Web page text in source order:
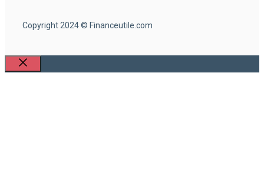
Copyright 2024 © Financeutile.com
Fermer